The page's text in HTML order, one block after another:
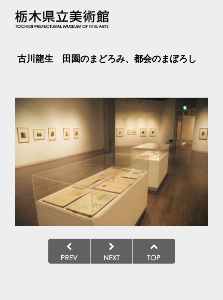
古川龍生 田園のまどろみ、都会のまぼろし